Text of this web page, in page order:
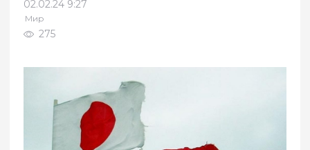
02.02.24 9:27
Мир
275